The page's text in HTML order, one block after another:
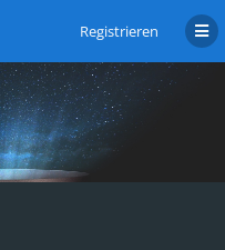
Registrieren